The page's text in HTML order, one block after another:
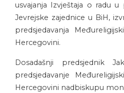
usvajanja Izvještaja o radu u
Jevrejske zajednice u BiH,
predsjedavanja
Hercegovini.
Dosadašnji predsjednik
predsjedavanje
Hercegovini nadbiskupu